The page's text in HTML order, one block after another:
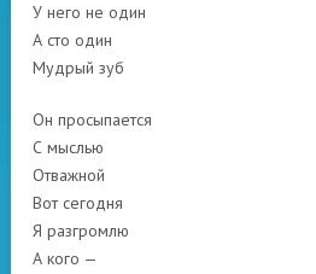
У него не один
А сто один
Мудрый зуб
Он просыпается
С мыслью
Отважной
Вот сегодня
Я разгромлю
А кого —